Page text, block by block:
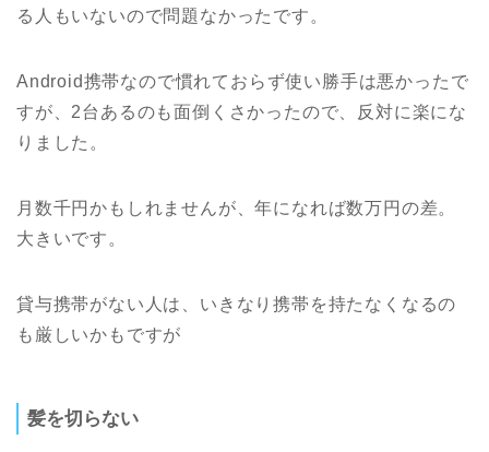
る人もいないので問題なかったです。
Android携帯なので慣れておらず使い勝手は悪かったで
すが、2台あるのも面倒くさかったので、反対に楽にな
りました。
月数千円かもしれませんが、年になれば数万円の差。
大きいです。
貸与携帯がない人は、いきなり携帯を持たなくなるの
も厳しいかもですが
髪を切らない